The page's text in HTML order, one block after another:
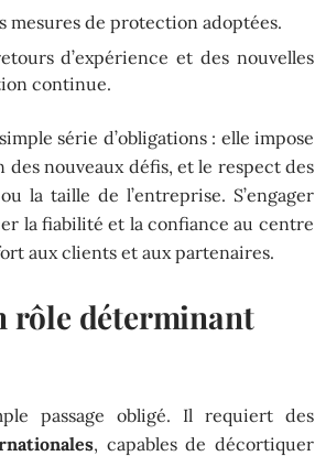
mesures de protection adoptées.
d’expérience et des nouvelles
continue.
série d’obligations : elle impose
nouveaux défis, et le respect des
la taille de l’entreprise. S’engager
la fiabilité et la confiance au centre
aux clients et aux partenaires.
rôle déterminant
passage obligé. Il requiert des
, capables de décortiquer